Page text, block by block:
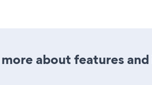
about features